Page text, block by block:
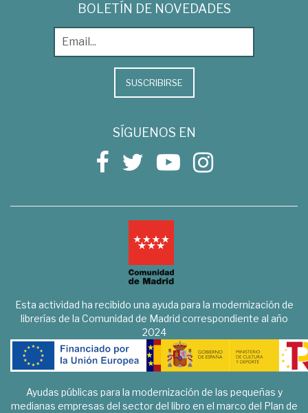
BOLETÍN DE NOVEDADES
SUSCRIBIRSE
SÍGUENOS EN
Esta actividad ha recibido una ayuda para la modernización de
librerías de la Comunidad de Madrid correspondiente al año
2024
Ayudas públicas para la modernización de las pequeñas y
medianas empresas del sector del libro en el marco del Plan de